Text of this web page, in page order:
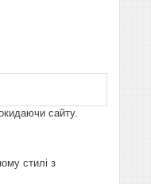
сайту.
стилі з